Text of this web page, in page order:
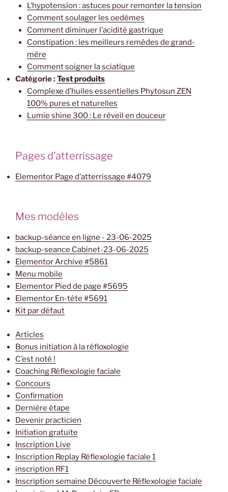
L’hypotension : astuces pour remonter la tension
Comment soulager les oedèmes
Comment diminuer l’acidité gastrique
Constipation : les meilleurs remèdes de grand-
mère
Comment soigner la sciatique
Catégorie :Test produits
Complexe d’huiles essentielles Phytosun ZEN
100% pures et naturelles
Lumie shine 300 : Le réveil en douceur
Pages d’atterrissage
Elementor Page d’atterrissage #4079
Mes modèles
backup-séance en ligne - 23-06-2025
backup-seance Cabinet-23-06-2025
Elementor Archive #5861
Menu mobile
Elementor Pied de page #5695
Elementor En-tête #5691
Kit par défaut
Articles
Bonus initiation à la réfloxologie
C’est noté !
Coaching Réflexologie faciale
Concours
Confirmation
Dernière étape
Devenir practicien
Initiation gratuite
Inscription Live
Inscription Replay Réflexologie faciale 1
inscription RF1
Inscription semaine Découverte Réflexologie faciale